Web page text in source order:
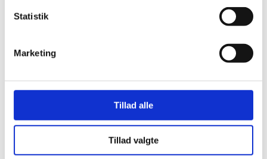
Statistik
Marketing
Tillad alle
Tillad valgte
FRP Tankbeslag
FRP Justerskrue incl.
kr.77,50